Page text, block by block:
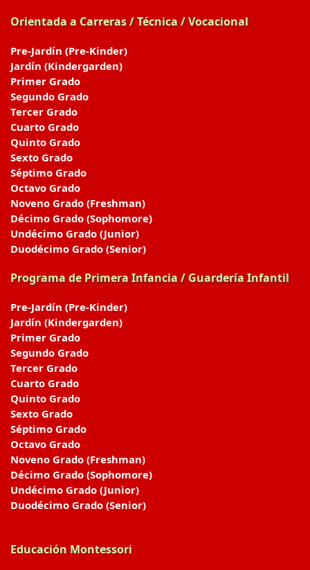
Orientada a Carreras / Técnica / Vocacional
Pre-Jardín (Pre-Kinder)
Jardín (Kindergarden)
Primer Grado
Segundo Grado
Tercer Grado
Cuarto Grado
Quinto Grado
Sexto Grado
Séptimo Grado
Octavo Grado
Noveno Grado (Freshman)
Décimo Grado (Sophomore)
Undécimo Grado (Junior)
Duodécimo Grado (Senior)
Programa de Primera Infancia / Guardería Infantil
Pre-Jardín (Pre-Kinder)
Jardín (Kindergarden)
Primer Grado
Segundo Grado
Tercer Grado
Cuarto Grado
Quinto Grado
Sexto Grado
Séptimo Grado
Octavo Grado
Noveno Grado (Freshman)
Décimo Grado (Sophomore)
Undécimo Grado (Junior)
Duodécimo Grado (Senior)
Educación Montessori